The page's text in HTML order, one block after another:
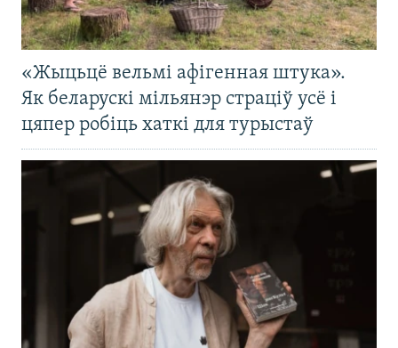
«Жыцьцё вельмі афігенная штука».
Як беларускі мільянэр страціў усё і
цяпер робіць хаткі для турыстаў